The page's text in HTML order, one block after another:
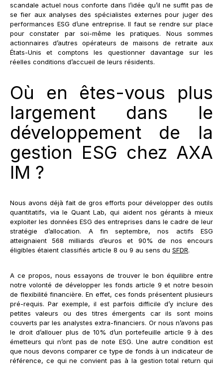
scandale actuel nous conforte dans l’idée qu’il ne suffit pas de
se fier aux analyses des spécialistes externes pour juger des
performances ESG d’une entreprise. Il faut se rendre sur place
pour constater par soi-même les pratiques. Nous sommes
actionnaires d’autres opérateurs de maisons de retraite aux
États-Unis et comptons les questionner davantage sur les
réelles conditions d’accueil de leurs résidents.
Où en êtes-vous plus
largement dans le
développement de la
gestion ESG chez AXA
IM ?
Nous avons déjà fait de gros efforts pour développer des outils
quantitatifs, via le Quant Lab, qui aident nos gérants à mieux
exploiter les données ESG des entreprises dans le cadre de leur
stratégie d’allocation. A fin septembre, nos actifs ESG
atteignaient 568 milliards d’euros et 90% de nos encours
éligibles étaient classifiés article 8 ou 9 au sens du SFDR.
A ce propos, nous essayons de trouver le bon équilibre entre
notre volonté de développer les fonds article 9 et notre besoin
de flexibilité financière. En effet, ces fonds présentent plusieurs
pré-requis. Par exemple, il est parfois difficile d’y inclure des
petites valeurs ou des titres émergents car ils sont moins
couverts par les analystes extra-financiers. Or nous n’avons pas
le droit d’allouer plus de 10% d’un portefeuille article 9 à des
émetteurs qui n’ont pas de note ESG. Une autre condition est
que nous devons comparer ce type de fonds à un indicateur de
référence, ce qui ne convient pas à la gestion total return qui